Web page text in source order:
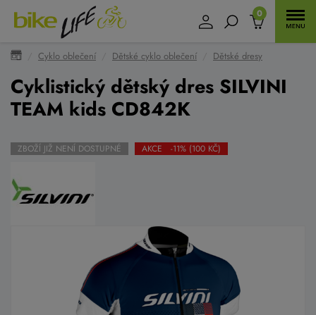
0
Cyklo oblečení Dětské cyklo oblečení Dětské dresy
Cyklistický dětský dres SILVINI
TEAM kids CD842K
ZBOŽÍ JIŽ NENÍ DOSTUPNÉ AKCE -11% (100 KČ)